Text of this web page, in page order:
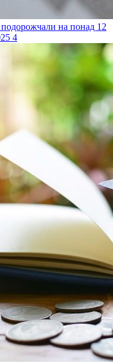
подорожчали на понад 12
4